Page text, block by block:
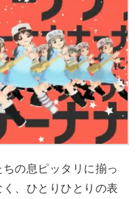
の息ピッタリに揃っ
、ひとりひとりの表